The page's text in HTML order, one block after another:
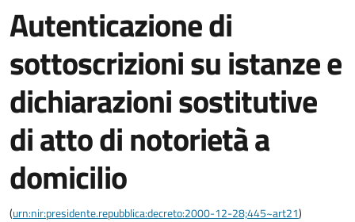
Autenticazione di
sottoscrizioni su istanze e
dichiarazioni sostitutive
di atto di notorietà a
domicilio
(urn:nir:presidente.repubblica:decreto:2000-12-28;445~art21)